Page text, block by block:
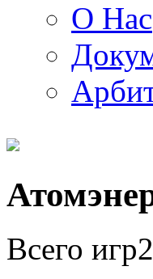
О Нас
Всего игр